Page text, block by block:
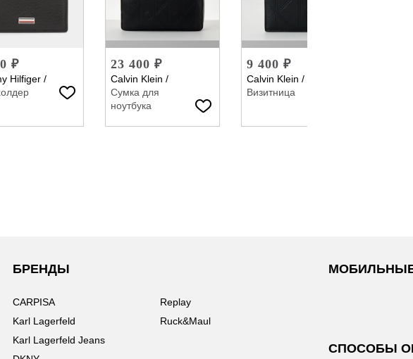
₽
Hilfiger /
23 400 ₽
Calvin Klein /
Сумка для
ноутбука
9 400 ₽
Calvin Klein /
Визитница
БРЕНДЫ
CARPISA
Karl Lagerfeld
Karl Lagerfeld Jeans
Replay
Ruck&Maul
СПОСОБЫ